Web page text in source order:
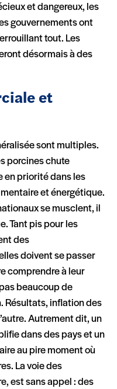
et dangereux, les
gouvernements ont
tout. Les
désormais à des
et
sont multiples.
porcines chute
en priorité dans les
et énergétique.
se musclent, il
Tant pis pour les
des
doivent se passer
comprendre à leur
beaucoup de
Résultats, inflation des
Autrement dit, un
dans des pays et un
au pire moment où
La voie des
est sans appel : des